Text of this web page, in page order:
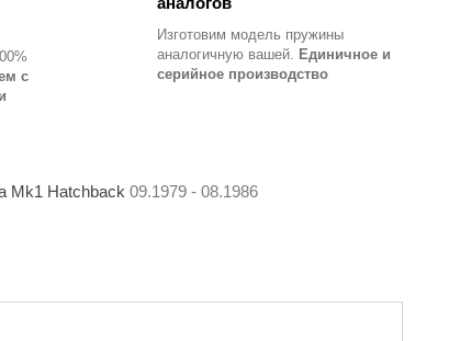
с
Изготовим модель пружины
аналогичную вашей. Единичное и
серийное производство
Mk1 Hatchback 09.1979 - 08.1986